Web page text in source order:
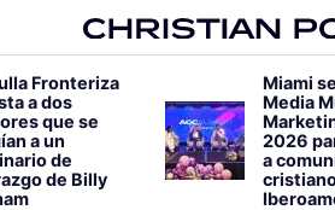
Fronteriza
a dos
que se
a un
de
de Billy
Miami
Media
2026
a